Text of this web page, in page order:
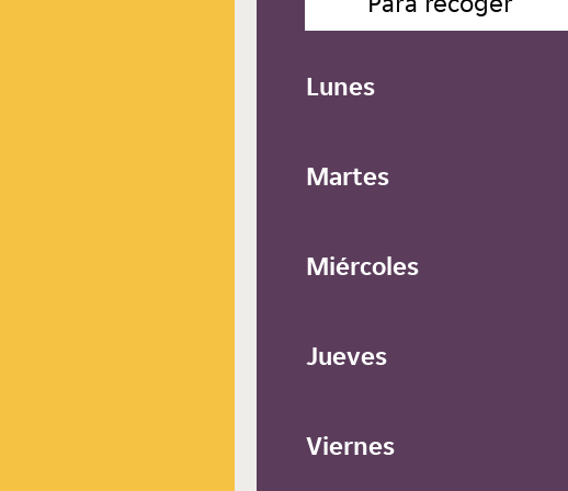
Lunes
Martes
Miércoles
Jueves
Viernes